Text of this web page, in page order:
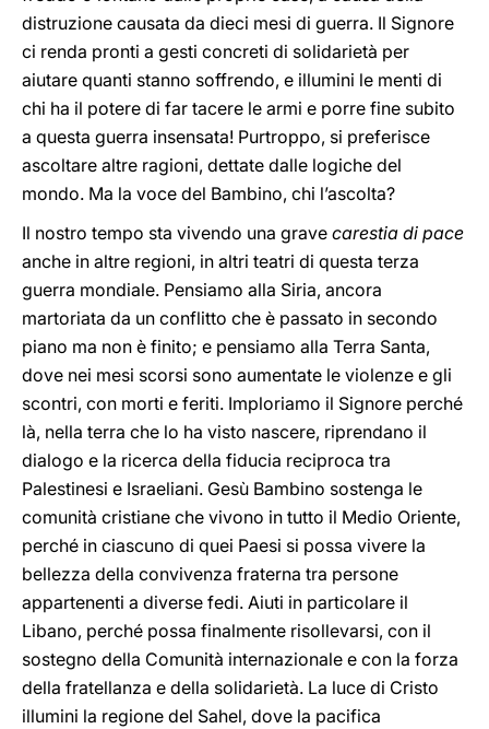
distruzione causata da dieci mesi di guerra. Il Signore
ci renda pronti a gesti concreti di solidarietà per
aiutare quanti stanno soffrendo, e illumini le menti di
chi ha il potere di far tacere le armi e porre fine subito
a questa guerra insensata! Purtroppo, si preferisce
ascoltare altre ragioni, dettate dalle logiche del
mondo. Ma la voce del Bambino, chi l’ascolta?
Il nostro tempo sta vivendo una grave carestia di pace
anche in altre regioni, in altri teatri di questa terza
guerra mondiale. Pensiamo alla Siria, ancora
martoriata da un conflitto che è passato in secondo
piano ma non è finito; e pensiamo alla Terra Santa,
dove nei mesi scorsi sono aumentate le violenze e gli
scontri, con morti e feriti. Imploriamo il Signore perché
là, nella terra che lo ha visto nascere, riprendano il
dialogo e la ricerca della fiducia reciproca tra
Palestinesi e Israeliani. Gesù Bambino sostenga le
comunità cristiane che vivono in tutto il Medio Oriente,
perché in ciascuno di quei Paesi si possa vivere la
bellezza della convivenza fraterna tra persone
appartenenti a diverse fedi. Aiuti in particolare il
Libano, perché possa finalmente risollevarsi, con il
sostegno della Comunità internazionale e con la forza
della fratellanza e della solidarietà. La luce di Cristo
illumini la regione del Sahel, dove la pacifica